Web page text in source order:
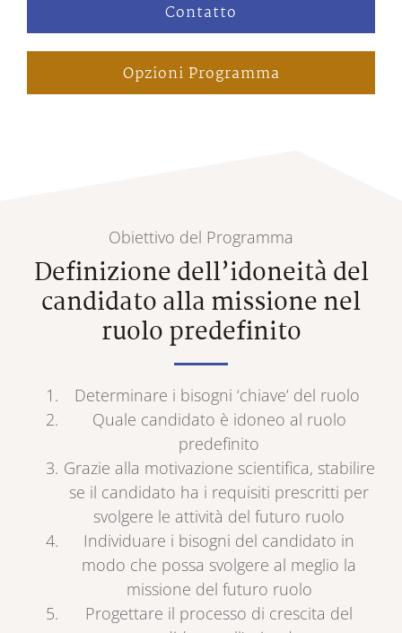
Contatto
Opzioni Programma
Obiettivo del Programma
Definizione dell’idoneità del
candidato alla missione nel
ruolo predefinito
Determinare i bisogni ‘chiave’ del ruolo
Quale candidato è idoneo al ruolo
predefinito
Grazie alla motivazione scientifica, stabilire
se il candidato ha i requisiti prescritti per
svolgere le attività del futuro ruolo
Individuare i bisogni del candidato in
modo che possa svolgere al meglio la
missione del futuro ruolo
Progettare il processo di crescita del